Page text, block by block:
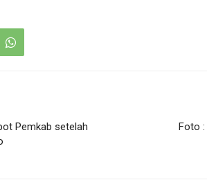
Pemkab setelah
Foto :